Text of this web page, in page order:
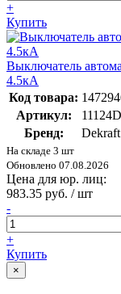
+
Купить
Выключатель
4.5кА
Код товара:
Артикул:
Бренд:
Dekraft
На складе 3 шт
Обновлено 07.08.2026
Цена для юр. лиц:
983.35 руб. / шт
-
+
Купить
×